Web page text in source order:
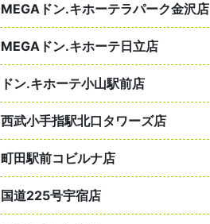
MEGAドン.キホーテラパーク金沢店
MEGAドン.キホーテ日立店
ドン.キホーテ小山駅前店
西武小手指駅北口タワーズ店
町田駅前コビルナ店
国道225号宇宿店